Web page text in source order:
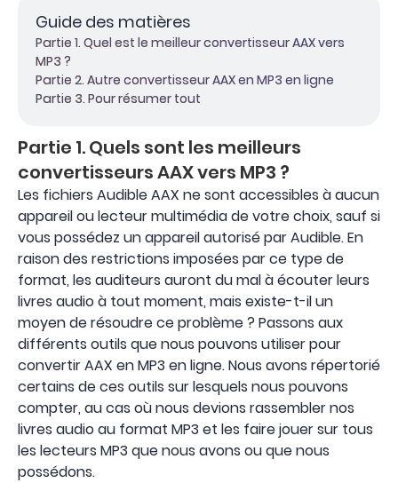
Guide des matières
Partie 1. Quel est le meilleur convertisseur AAX vers
MP3 ?
Partie 2. Autre convertisseur AAX en MP3 en ligne
Partie 3. Pour résumer tout
Partie 1. Quels sont les meilleurs
convertisseurs AAX vers MP3 ?
Les fichiers Audible AAX ne sont accessibles à aucun
appareil ou lecteur multimédia de votre choix, sauf si
vous possédez un appareil autorisé par Audible. En
raison des restrictions imposées par ce type de
format, les auditeurs auront du mal à écouter leurs
livres audio à tout moment, mais existe-t-il un
moyen de résoudre ce problème ? Passons aux
différents outils que nous pouvons utiliser pour
convertir AAX en MP3 en ligne. Nous avons répertorié
certains de ces outils sur lesquels nous pouvons
compter, au cas où nous devions rassembler nos
livres audio au format MP3 et les faire jouer sur tous
les lecteurs MP3 que nous avons ou que nous
possédons.